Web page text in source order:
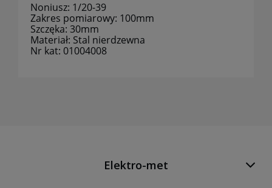
Noniusz: 1/20-39
Zakres pomiarowy: 100mm
Szczęka: 30mm
Materiał: Stal nierdzewna
Nr kat: 01004008
Elektro-met